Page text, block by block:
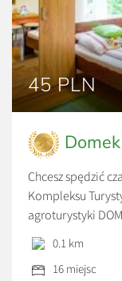
45 PLN
Chcesz spędzić
Kompleksu
agroturystyki
w centrum
Jurajskiego Parku
Zwierzyńca,
0.1 km
16 miejsc